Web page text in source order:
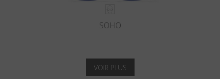
SOHO
VOIR PLUS